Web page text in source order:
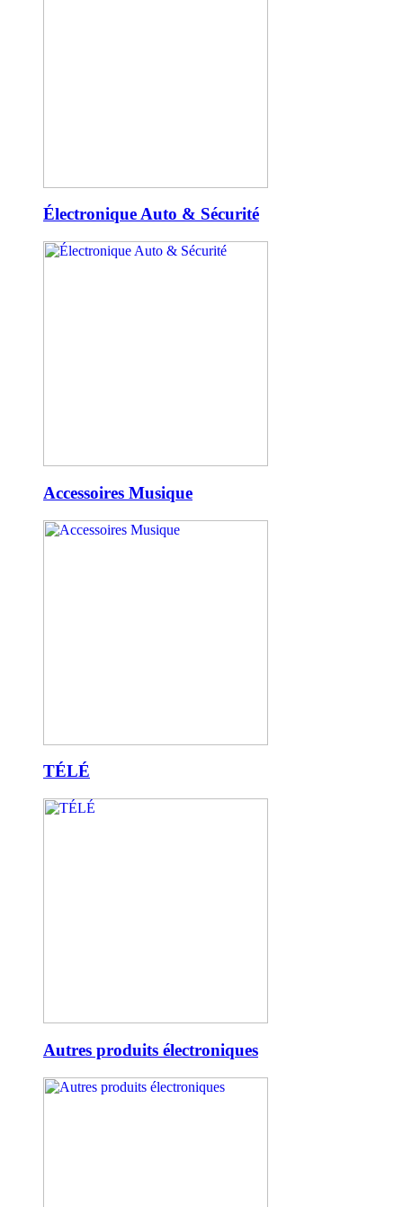
Électronique Auto & Sécurité
Accessoires Musique
TÉLÉ
Autres produits électroniques